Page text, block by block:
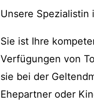
Unsere Spezialistin
Sie ist Ihre
Verfügungen von
sie bei der
Ehepartner oder